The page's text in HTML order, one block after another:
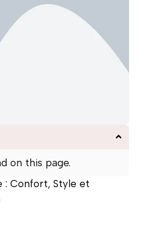
on this page.
: Confort, Style et